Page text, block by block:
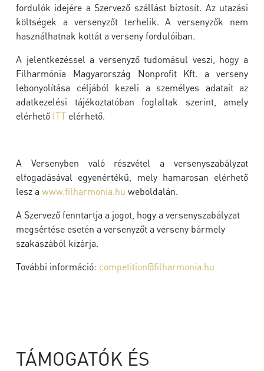
fordulók idejére a Szervező szállást biztosít. Az utazási
költségek a versenyzőt terhelik. A versenyzők nem
használhatnak kottát a verseny fordulóiban.
A jelentkezéssel a versenyző tudomásul veszi, hogy a
Filharmónia Magyarország Nonprofit Kft. a verseny
lebonyolítása céljából kezeli a személyes adatait az
adatkezelési tájékoztatóban foglaltak szerint, amely
elérhető ITT elérhető.
A Versenyben való részvétel a versenyszabályzat
elfogadásával egyenértékű, mely hamarosan elérhető
lesz a www.filharmonia.hu weboldalán.
A Szervező fenntartja a jogot, hogy a versenyszabályzat
megsértése esetén a versenyzőt a verseny bármely
szakaszából kizárja.
További információ: competition@filharmonia.hu
TÁMOGATÓK ÉS